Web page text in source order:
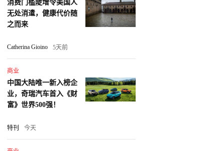
消费门槛陡增令美国人
无处消遣，健康代价随
之而来
Catherina Gioino 5天前
商业
中国大陆唯一新入榜企
业，奇瑞汽车首入《财
富》世界500强！
特刊 今天